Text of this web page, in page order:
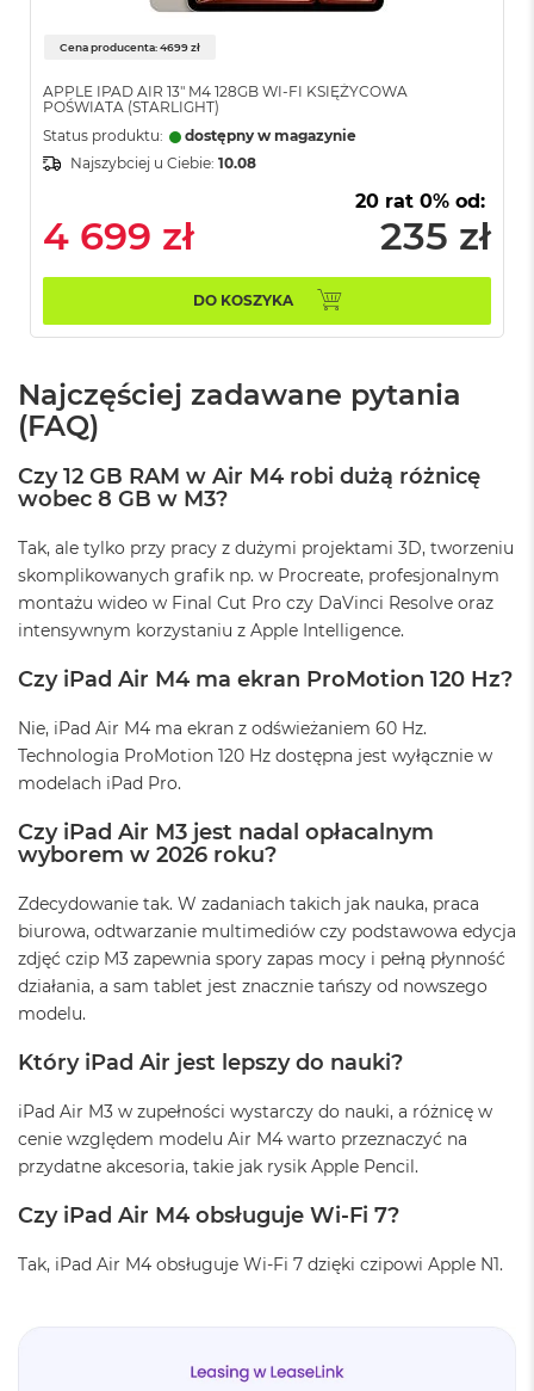
ę
c
R
A
M
a
c
o
o
P
r
o
G
B
A
M
M
a
c
o
k
P
r
o
6
G
R
A
M
M
B
o
k
P
r
3
2
B
Cena producenta: 4699 zł
APPLE IPAD AIR 13" M4 128GB WI-FI KSIĘŻYCOWA
POŚWIATA (STARLIGHT)
Status produktu:
dostępny w magazynie
Najszybciej u Ciebie: 10.08
4 699 zł
20 rat 0% od:
235 zł
DO KOSZYKA
Najczęściej zadawane pytania
(FAQ)
Czy 12 GB RAM w Air M4 robi dużą różnicę
wobec 8 GB w M3?
Tak, ale tylko przy pracy z dużymi projektami 3D, tworzeniu
skomplikowanych grafik np. w Procreate, profesjonalnym
montażu wideo w Final Cut Pro czy DaVinci Resolve oraz
intensywnym korzystaniu z Apple Intelligence.
Czy iPad Air M4 ma ekran ProMotion 120 Hz?
Nie, iPad Air M4 ma ekran z odświeżaniem 60 Hz.
Technologia ProMotion 120 Hz dostępna jest wyłącznie w
modelach iPad Pro.
Czy iPad Air M3 jest nadal opłacalnym
wyborem w 2026 roku?
Zdecydowanie tak. W zadaniach takich jak nauka, praca
biurowa, odtwarzanie multimediów czy podstawowa edycja
zdjęć czip M3 zapewnia spory zapas mocy i pełną płynność
działania, a sam tablet jest znacznie tańszy od nowszego
modelu.
Który iPad Air jest lepszy do nauki?
iPad Air M3 w zupełności wystarczy do nauki, a różnicę w
cenie względem modelu Air M4 warto przeznaczyć na
przydatne akcesoria, takie jak rysik Apple Pencil.
Czy iPad Air M4 obsługuje Wi-Fi 7?
Tak, iPad Air M4 obsługuje Wi-Fi 7 dzięki czipowi Apple N1.